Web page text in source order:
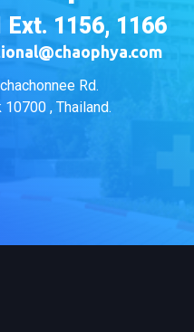
Ext. 1156, 1166
Rd.
, Thailand.